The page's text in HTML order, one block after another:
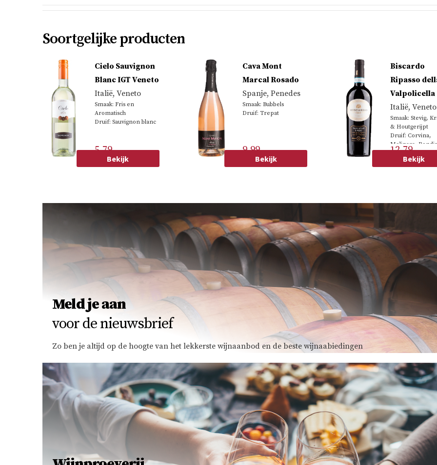
Soortgelijke producten
Cielo Sauvignon
Blanc IGT Veneto
Italië, Veneto
Smaak: Fris en
Aromatisch
Druif: Sauvignon blanc
5.79
Bekijk
Cava Mont
Marcal Rosado
Spanje, Penedes
Smaak: Bubbels
Druif: Trepat
9.99
Bekijk
Biscardo
Ripasso
Valpolicella
Italië,Veneto
Smaak: Stevig,
& Houtgerijpt
Druif: Corvina,
Molinara,
12.79
Bekijk
Meld je aan
voor de nieuwsbrief
Zo ben je altijd op de hoogte van het lekkerste wijnaanbod en de beste wijnaabiedingen